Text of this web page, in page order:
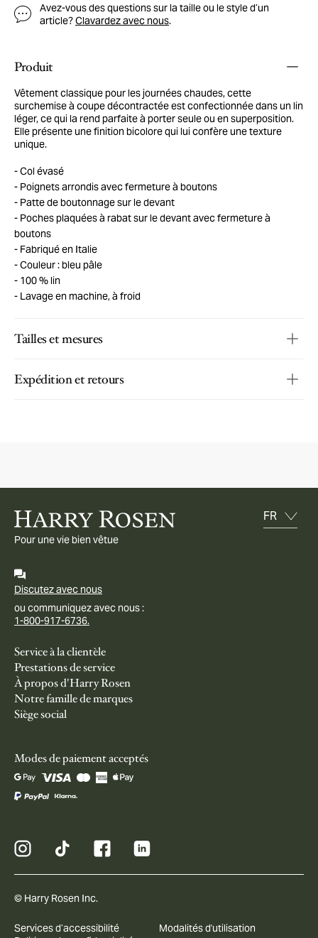
Avez-vous des questions sur la taille ou le style d’un
article?Clavardez avec nous.
Produit
Vêtement classique pour les journées chaudes, cette
surchemise à coupe décontractée est confectionnée dans un lin
léger, ce qui la rend parfaite à porter seule ou en superposition.
Elle présente une finition bicolore qui lui confère une texture
unique.
Col évasé
Poignets arrondis avec fermeture à boutons
Patte de boutonnage sur le devant
Poches plaquées à rabat sur le devant avec fermeture à
boutons
Fabriqué en Italie
Couleur : bleu pâle
100 % lin
Lavage en machine, à froid
Tailles et mesures
Expédition et retours
Pour une vie bien vêtue
Discutez avec nous
ou communiquez avec nous :
1-800-917-6736.
Service à la clientèle
Prestations de service
À propos d'Harry Rosen
Notre famille de marques
Siège social
Modes de paiement acceptés
© Harry Rosen Inc.
Services d’accessibilité
Modalités d'utilisation